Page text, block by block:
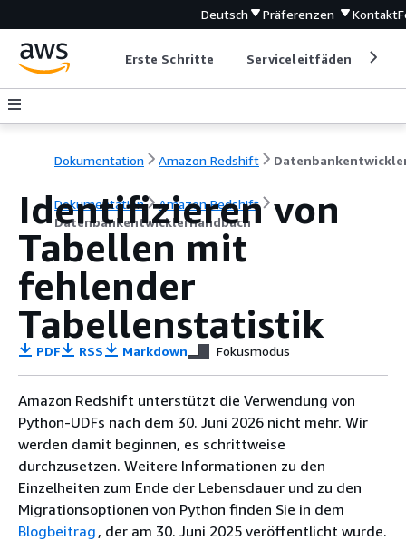
Deutsch Präferenzen Kontakt
Erste Schritte Serviceleitfäden
Dokumentation Amazon Redshift
Dokumentation
Amazon Redshift
Datenbankentwicklerhandbuch
Identifizieren von
Tabellen mit
fehlender
Tabellenstatistik
PDF RSS Markdown Fokusmodus
Amazon Redshift unterstützt die Verwendung von
Python-UDFs nach dem 30. Juni 2026 nicht mehr. Wir
werden damit beginnen, es schrittweise
durchzusetzen. Weitere Informationen zu den
Einzelheiten zum Ende der Lebensdauer und zu den
Migrationsoptionen von Python finden Sie in dem
Blogbeitrag , der am 30. Juni 2025 veröffentlicht wurde.